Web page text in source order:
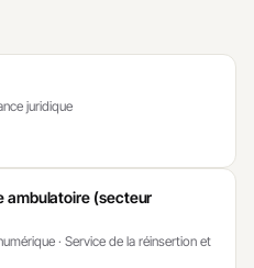
juridique
ambulatoire (secteur
· Service de la réinsertion et